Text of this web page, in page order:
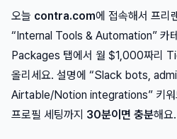
오늘 contra.com에 접속해서 프리
“Internal Tools & Automation” 카
Packages 탭에서 월 $1,000짜리
올리세요. 설명에 “Slack bots,
Airtable/Notion integrations” 키워
프로필 세팅까지 30분이면 충분해요.